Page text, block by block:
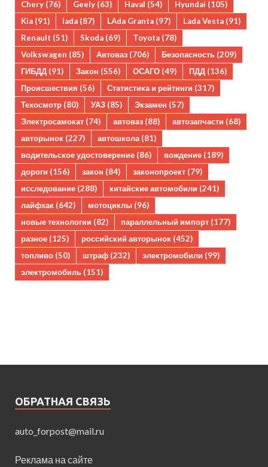
Chery (76) Geely (63) Haval (54) Hyundai (105)
Kia (91) lada (87) LAda Granta (97) Lada Vesta (91)
Renault (51) Skoda (69) Toyota (78)
Volkswagen (85) Автоваз (706) Безопасность (209)
ГИБДД (91) Закон (556) ОСАГО (49) ПДД (136)
Происшествия (56) Статистика и рейтинги (317)
Техосмотр (80) УАЗ (85) Экзамен (57)
Электросамокат (74) автоваз (88) автозапчасти (68)
авторынок (227) автошкола(81)
водительское удостоверение (86) вождение (189)
дороги (156) закон (84) законопроект (79)
исследование (288) китайские автомобили (241)
лайфхак (642) мотоциклы (96)
новые технологии (82) параллельный импорт (177)
разное (125) российский авторынок (452)
топливо (50) штраф (232) электромобили (99)
электромобиль (151)
ОБРАТНАЯ СВЯЗЬ
auto_forpost@mail.ru
Реклама на сайте